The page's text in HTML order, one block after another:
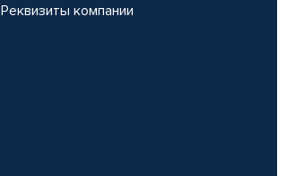
Реквизиты компании